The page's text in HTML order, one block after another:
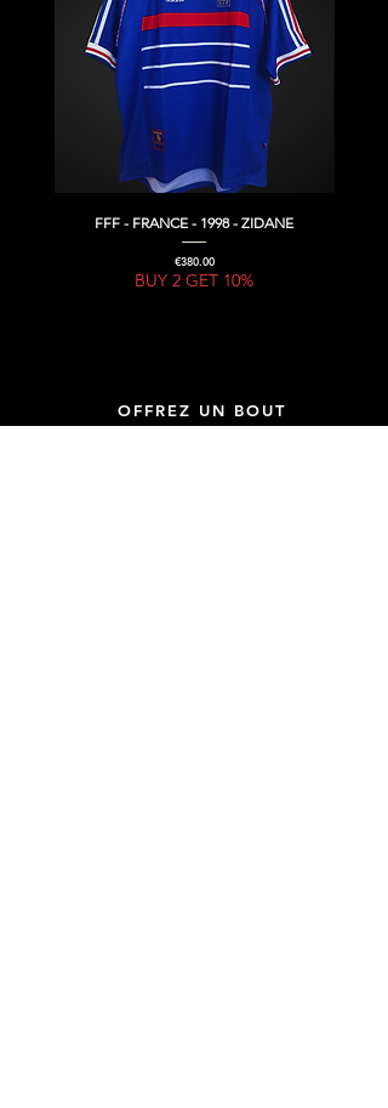
FFF - FRANCE - 1998 - ZIDANE
Price
€380.00
BUY 2 GET 10%
OFFREZ UN BOUT